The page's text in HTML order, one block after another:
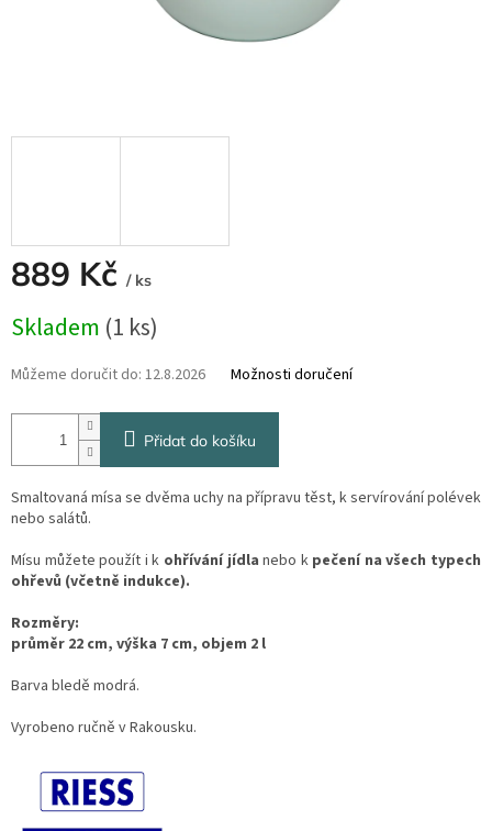
889 Kč / ks
cena:
Skladem (1 ks)
Můžeme doručit do: 12.8.2026 Možnosti doručení
Přidat do košíku
Smaltovaná mísa se dvěma uchy na přípravu těst, k servírování polévek
nebo salátů.
Mísu můžete použít i k ohřívání jídla nebo k pečení na všech typech
ohřevů (včetně indukce).
Rozměry:
průměr 22 cm, výška 7 cm, objem 2 l
Barva bledě modrá.
Vyrobeno ručně v Rakousku.